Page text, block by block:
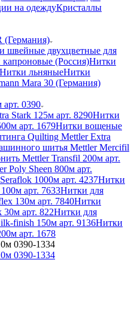
на одеждуКристаллы
(Германия)
швейные двухцветные для
(Россия)Нитки
Нитки льняныеНитки
Mara 30 (Германия)
0390
Stark 125м арт. 8290Нитки
арт. 1679Нитки вощеные
Quilting Mettler Extra
шитья Mettler Mercifil
Mettler Transfil 200м арт.
Poly Sheen 800м арт.
1000м арт. 4237Нитки
арт. 7633Нитки для
130м арт. 7840Нитки
30м арт. 822Нитки для
finish 150м арт. 9136Нитки
арт. 1678
0390-1334